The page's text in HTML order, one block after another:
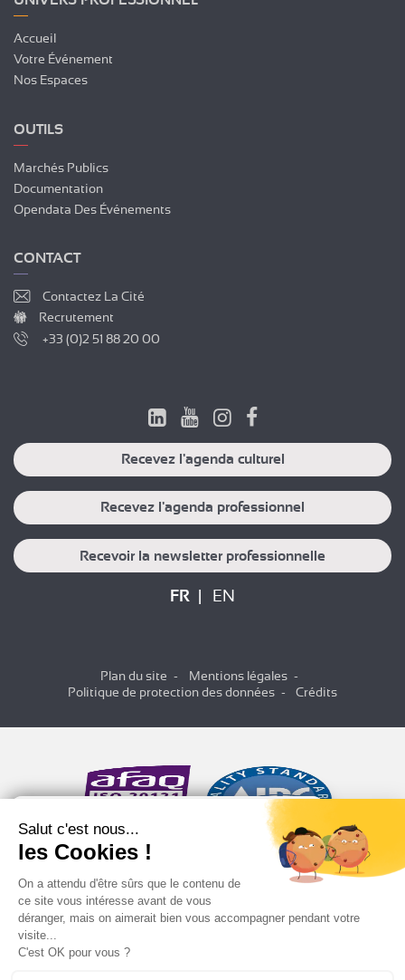
Accueil
Votre Événement
Nos Espaces
OUTILS
Marchés Publics
Documentation
Opendata Des Événements
CONTACT
Contactez La Cité
Recrutement
+33 (0)2 51 88 20 00
Recevez l'agenda culturel
Recevez l'agenda professionnel
Recevoir la newsletter professionnelle
FR EN
Plan du site
Mentions légales
Politique de protection des données
Crédits
Salut c'est nous...
les Cookies !
On a attendu d'être sûrs que le contenu de
ce site vous intéresse avant de vous
déranger, mais on aimerait bien vous accompagner pendant votre
visite...
C'est OK pour vous ?